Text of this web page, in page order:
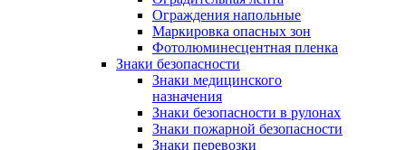
Ограждения напольные
Маркировка опасных зон
Фотолюминесцентная пленка
Знаки безопасности
Знаки медицинского
назначения
Знаки безопасности в рулонах
Знаки пожарной безопасности
Знаки перевозки